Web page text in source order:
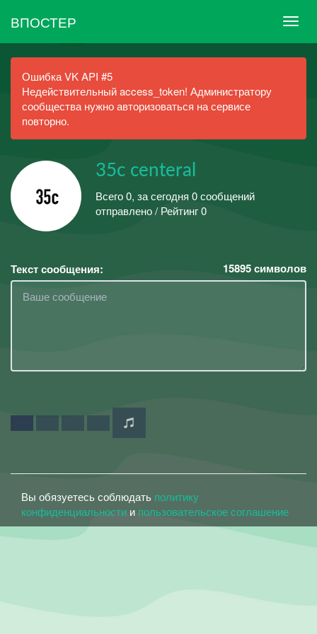
ВПОСТЕР
Ошибка VK API #5
Недействительный access_token! Администратору
сообщества нужно авторизоваться на сервисе
повторно.
35с centeral
Всего 0, за сегодня 0 сообщений
отправлено / Рейтинг 0
Текст сообщения: 15895символов
Вы обязуетесь соблюдать политику
конфиденциальности и пользовательское соглашение